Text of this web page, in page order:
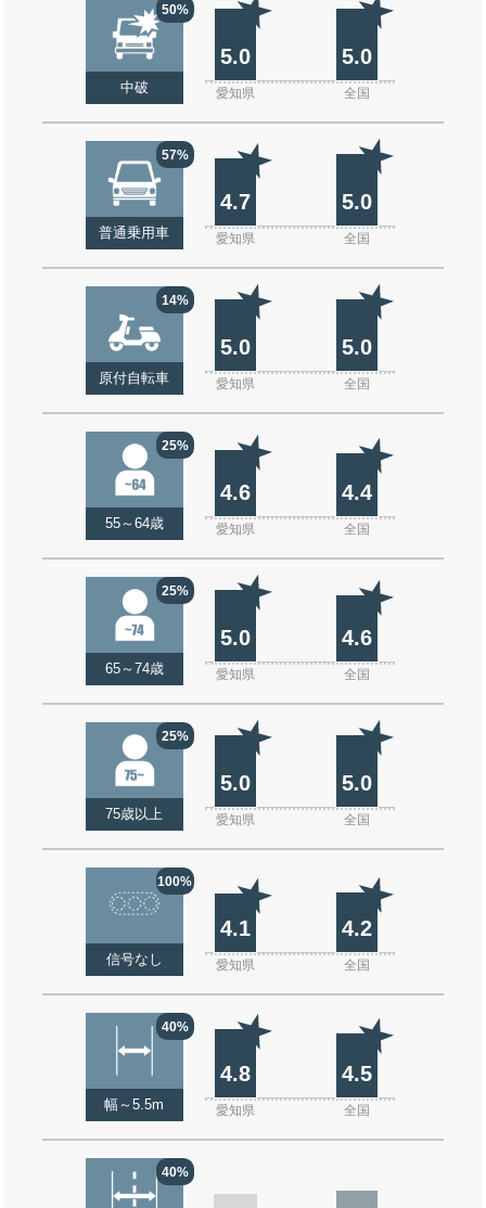
50%
中破
5.0 5.0
愛知県 全国
57%
普通乗用車
4.7 5.0
愛知県 全国
14%
原付自転車
5.0 5.0
愛知県 全国
25%
55～64歳
4.6 4.4
愛知県 全国
25%
65～74歳
5.0 4.6
愛知県 全国
25%
75歳以上
5.0 5.0
愛知県 全国
100%
信号なし
4.1 4.2
愛知県 全国
40%
幅～5.5m
4.8 4.5
愛知県 全国
40%